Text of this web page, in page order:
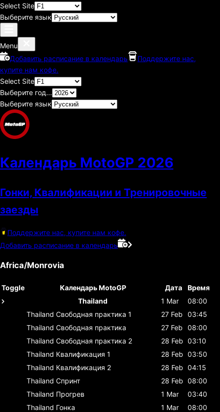
Select Site
Выберите язык
Menu
Добавить расписание в календарь
Поддержите нас,
купите нам кофе.
Select Site
Выберите год...
Выберите язык
Календарь MotoGP 2026
Гонки, Квалификации и Тренировочные
заезды
Поддержите нас, купите нам кофе.
Добавить расписание в календарь
Africa/Monrovia
Toggle Календарь MotoGP Дата
Время
Thailand
1 Mar
08:00
Thailand Свободная практика 1 27 Feb
03:45
Thailand Свободная практика 27 Feb
08:00
Thailand Свободная практика 2 28 Feb 03:10
Thailand Квалификация 1 28 Feb 03:50
Thailand Квалификация 2 28 Feb 04:15
Thailand Спринт 28 Feb 08:00
Thailand Прогрев 1 Mar
03:40
Thailand Гонка 1 Mar
08:00